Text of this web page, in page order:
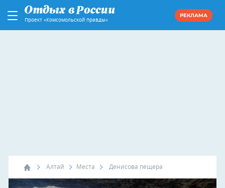
Проект «Комсомольской правды»
РЕКЛАМА
Алтай Места Денисова пещера